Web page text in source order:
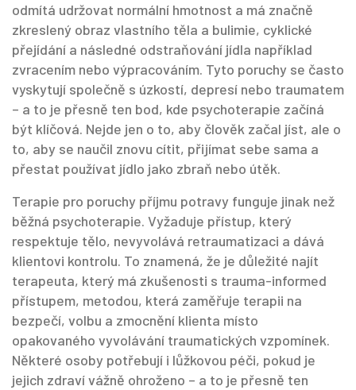
odmítá udržovat normální hmotnost a má značně
zkreslený obraz vlastního těla a bulimie, cyklické
přejídání a následné odstraňování jídla například
zvracením nebo výpracováním. Tyto poruchy se často
vyskytují společně s úzkostí, depresí nebo traumatem
– a to je přesně ten bod, kde psychoterapie začíná
být klíčová. Nejde jen o to, aby člověk začal jíst, ale o
to, aby se naučil znovu cítit, přijímat sebe sama a
přestat používat jídlo jako zbraň nebo útěk.
Terapie pro poruchy příjmu potravy funguje jinak než
běžná psychoterapie. Vyžaduje přístup, který
respektuje tělo, nevyvolává retraumatizaci a dává
klientovi kontrolu. To znamená, že je důležité najít
terapeuta, který má zkušenosti s trauma-informed
přístupem, metodou, která zaměřuje terapii na
bezpečí, volbu a zmocnění klienta místo
opakovaného vyvolávání traumatických vzpomínek.
Některé osoby potřebují i lůžkovou péči, pokud je
jejich zdraví vážně ohroženo – a to je přesně ten